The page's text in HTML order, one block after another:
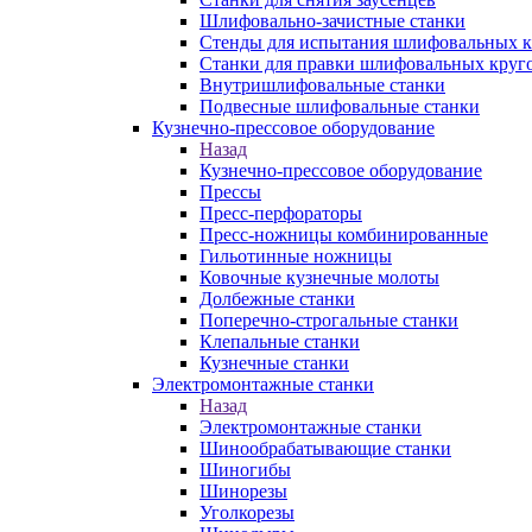
Шлифовально-зачистные станки
Стенды для испытания шлифовальных
Станки для правки шлифовальных
Внутришлифовальные станки
Подвесные шлифовальные станки
Кузнечно-прессовое оборудование
Назад
Кузнечно-прессовое оборудование
Прессы
Пресс-перфораторы
Пресс-ножницы комбинированные
Гильотинные ножницы
Ковочные кузнечные молоты
Долбежные станки
Поперечно-строгальные станки
Клепальные станки
Кузнечные станки
Электромонтажные станки
Назад
Электромонтажные станки
Шинообрабатывающие станки
Шиногибы
Шинорезы
Уголкорезы